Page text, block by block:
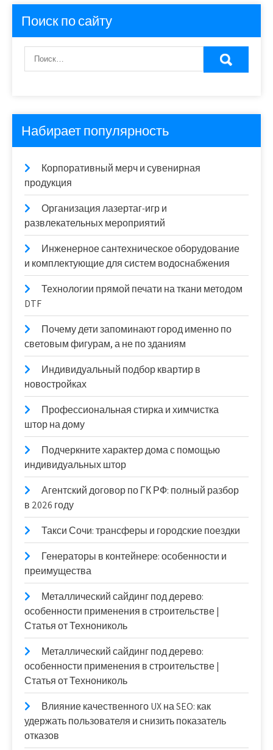
Поиск по сайту
Набирает популярность
Корпоративный мерч и сувенирная
продукция
Организация лазертаг-игр и
развлекательных мероприятий
Инженерное сантехническое оборудование
и комплектующие для систем водоснабжения
Технологии прямой печати на ткани методом
DTF
Почему дети запоминают город именно по
световым фигурам, а не по зданиям
Индивидуальный подбор квартир в
новостройках
Профессиональная стирка и химчистка
штор на дому
Подчеркните характер дома с помощью
индивидуальных штор
Агентский договор по ГК РФ: полный разбор
в 2026 году
Такси Сочи: трансферы и городские поездки
Генераторы в контейнере: особенности и
преимущества
Металлический сайдинг под дерево:
особенности применения в строительстве |
Статья от Технониколь
Металлический сайдинг под дерево:
особенности применения в строительстве |
Статья от Технониколь
Влияние качественного UX на SEO: как
удержать пользователя и снизить показатель
отказов